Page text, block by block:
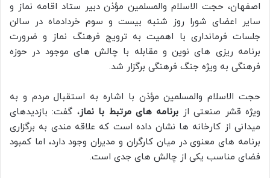
اصفهان، حجت الاسلام والمسلمین مؤذن دبیر ستاد اقامه نماز و
سایر اعضای شورا روز شنبه بیست و سوم خردادماه در سالن
جلسات فرمانداری با اهمیت به ترویج فرهنگ نماز و ضرورت
برنامه ریزی های نوین و مقابله با چالش های موجود در حوزه
فرهنگی به ویژه جنگ فرهنگی برگزار شد.
حجت الاسلام والمسلمین مؤذن با اشاره به استقبال مردم و به
ویژه قشر صنعتی از برنامه های مرتبط با نماز، گفت: بازدیدهای
میدانی از کارخانه ها نشان داده است که علاقه مندی به برگزاری
برنامه های معنوی در میان کارگران و مدیران وجود دارد، اما کمبود
فضای مناسب یکی از چالش های جدی است.